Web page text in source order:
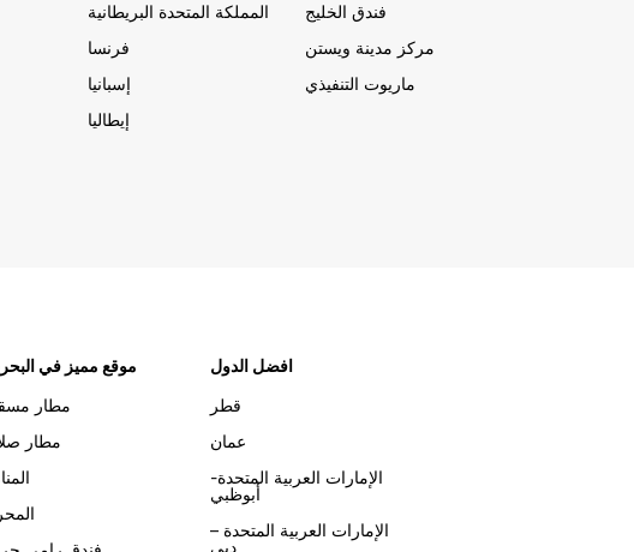
المملكة المتحدة البريطانية
فرنسا
إسبانيا
إيطاليا
فندق الخليج
مركز مدينة ويستن
ماريوت التنفيذي
موقع مميز في
مطار
مطار
افضل الدول
قطر
عمان
الإمارات العربية المتحدة-
أبوظبي
الإمارات العربية المتحدة –
دبي